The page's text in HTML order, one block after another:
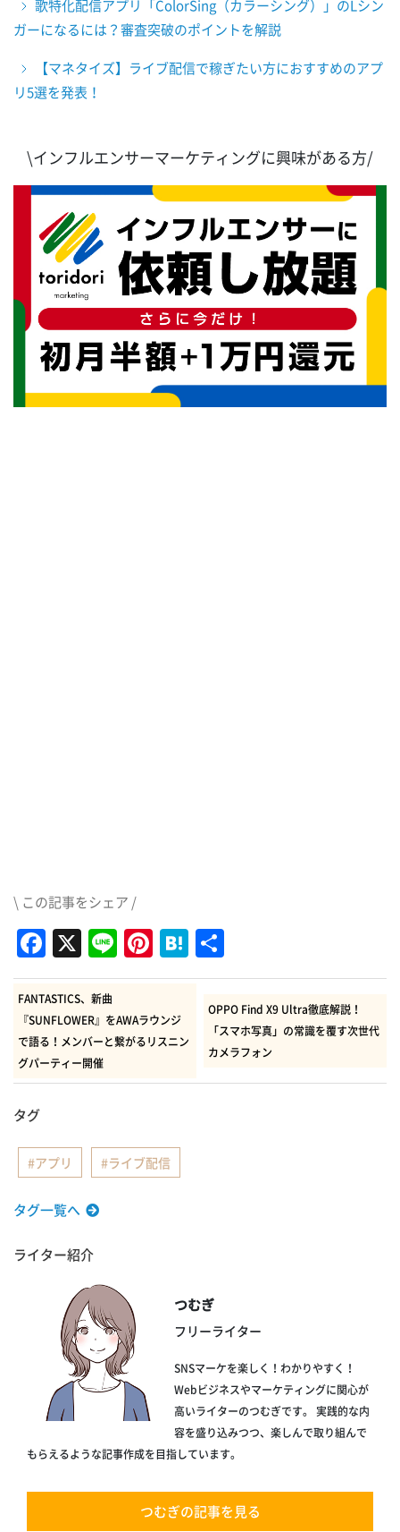
歌特化配信アプリ「ColorSing（カラーシング）」のLシン
ガーになるには？審査突破のポイントを解説
【マネタイズ】ライブ配信で稼ぎたい方におすすめのアプ
リ5選を発表！
\インフルエンサーマーケティングに興味がある方/
\ この記事をシェア /
Facebook
X LinePinterest
Hatena
有
FANTASTICS、新曲
『SUNFLOWER』をAWAラウンジ
で語る！メンバーと繋がるリスニン
グパーティー開催
OPPO Find X9 Ultra徹底解説！
「スマホ写真」の常識を覆す次世代
カメラフォン
タグ
アプリ ライブ配信
タグ一覧へ
ライター紹介
つむぎ
フリーライター
SNSマーケを楽しく！わかりやすく！
Webビジネスやマーケティングに関心が
高いライターのつむぎです。 実践的な内
容を盛り込みつつ、楽しんで取り組んで
もらえるような記事作成を目指しています。
つむぎの記事を見る